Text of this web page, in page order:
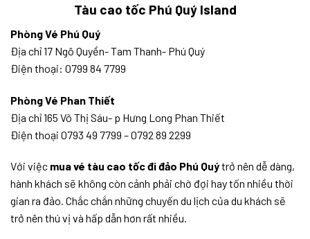
Tàu cao tốc Phú Quý Island
Phòng Vé Phú Quý
Địa chỉ 17 Ngô Quyền- Tam Thanh- Phú Quý
Điện thoại: 0799 84 7799
Phòng Vé Phan Thiết
Địa chỉ 165 Võ Thị Sáu- p Hưng Long Phan Thiết
Điện thoại 0793 49 7799 – 0792 89 2299
Với việc mua vé tàu cao tốc đi đảo Phú Quýtrở nên dễ dàng,
hành khách sẽ không còn cảnh phải chờ đợi hay tốn nhiều thời
gian ra đảo. Chắc chắn những chuyến du lịch của du khách sẽ
trở nên thú vị và hấp dẫn hơn rất nhiều.